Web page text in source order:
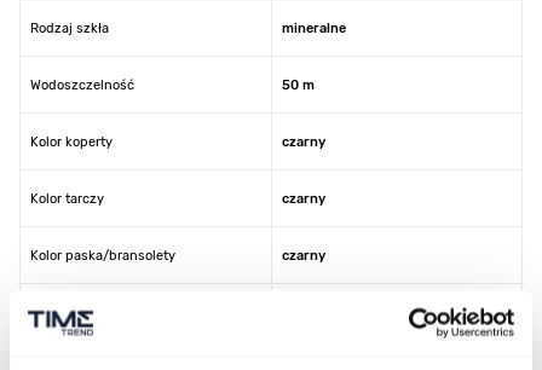
Rodzaj szkła mineralne
Wodoszczelność 50 m
Kolor koperty czarny
Kolor tarczy czarny
Kolor paska/bransolety czarny
Kod producenta